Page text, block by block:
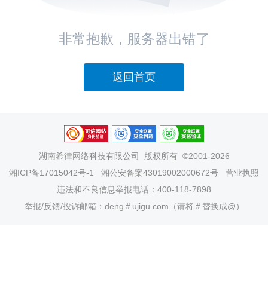
非常抱歉，服务器出错了
返回首页
湖南希律网络科技有限公司
版权所有 ©2001-2026
湘ICP备17015042号-1
湘公安备案43019002000672号
营业执照
违法和不良信息举报电话：400-118-7898
举报/反馈/投诉邮箱：deng＃ujigu.com（请将＃替换成@）